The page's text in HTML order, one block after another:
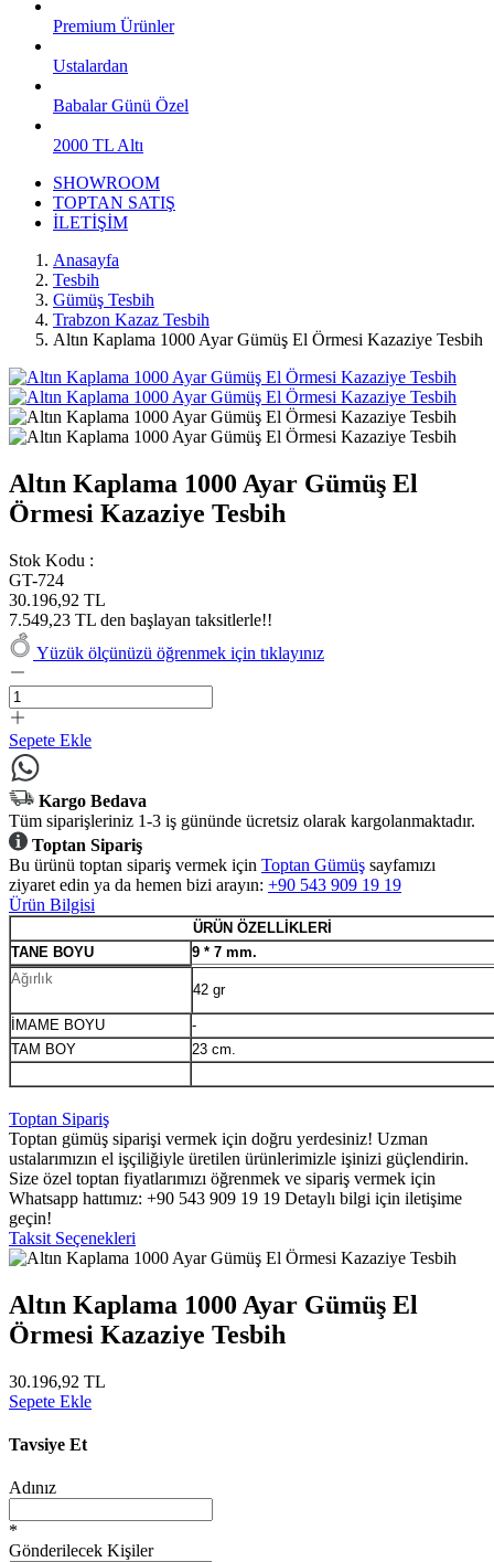
Premium Ürünler
Ustalardan
Babalar Günü Özel
2000 TL Altı
SHOWROOM
TOPTAN SATIŞ
İLETİŞİM
Anasayfa
Tesbih
Gümüş Tesbih
Trabzon Kazaz Tesbih
Altın Kaplama 1000 Ayar Gümüş El Örmesi Kazaziye Tesbih
Altın Kaplama 1000 Ayar Gümüş El
Örmesi Kazaziye Tesbih
Stok Kodu :
GT-724
30.196,92 TL
7.549,23 TL den başlayan taksitlerle!!
Yüzük ölçünüzü öğrenmek için tıklayınız
Sepete Ekle
Kargo Bedava
Tüm siparişleriniz 1-3 iş gününde ücretsiz olarak kargolanmaktadır.
Toptan Sipariş
Bu ürünü toptan sipariş vermek için Toptan Gümüş sayfamızı
ziyaret edin ya da hemen bizi arayın: +90 543 909 19 19
Ürün Bilgisi
ÜRÜN ÖZELLİKLERİ
TANE BOYU
9 * 7 mm.
Ağırlık
42 gr
İMAME BOYU
-
TAM BOY
23 cm.
Toptan Sipariş
Toptan gümüş siparişi vermek için doğru yerdesiniz! Uzman
ustalarımızın el işçiliğiyle üretilen ürünlerimizle işinizi güçlendirin.
Size özel toptan fiyatlarımızı öğrenmek ve sipariş vermek için
Whatsapp hattımız: +90 543 909 19 19 Detaylı bilgi için iletişime
geçin!
Taksit Seçenekleri
Altın Kaplama 1000 Ayar Gümüş El
Örmesi Kazaziye Tesbih
30.196,92 TL
Sepete Ekle
Tavsiye Et
Adınız
*
Gönderilecek Kişiler